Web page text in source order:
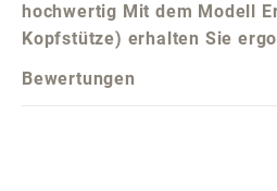
hochwertig Mit dem Modell
Kopfstütze) erhalten Sie
Bewertungen